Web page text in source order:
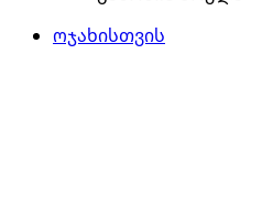
ოჯახისთვის